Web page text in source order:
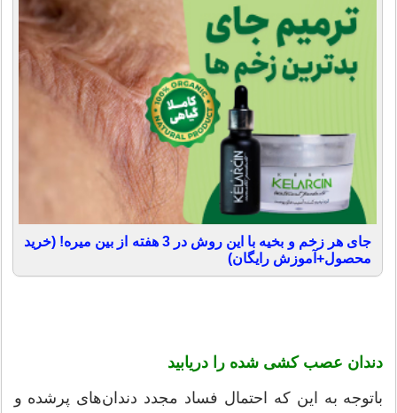
جای هر زخم و بخیه با این روش در 3 هفته از بین میره! (خرید
محصول+آموزش رایگان)
دندان عصب کشی شده را دریابید
باتوجه به این که احتمال فساد مجدد دندان‌های پرشده و